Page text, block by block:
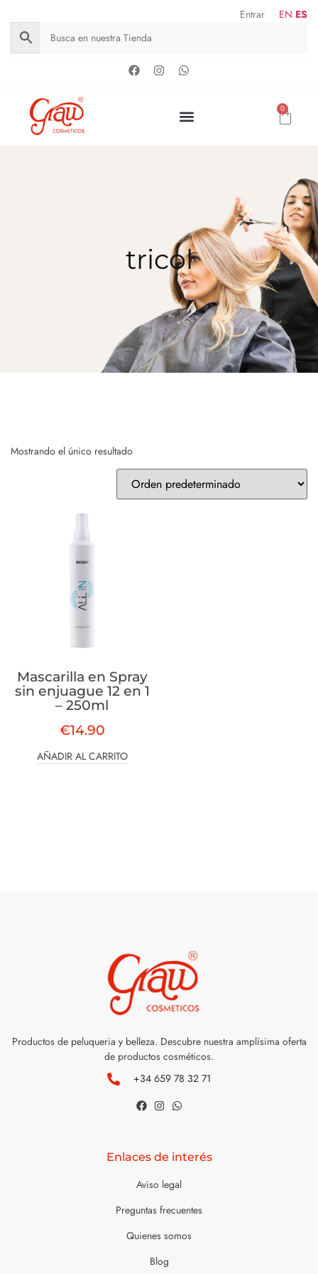
Entrar EN ES
0
tricol
Mostrando el único resultado
Mascarilla en Spray
sin enjuague 12 en 1
– 250ml
€14.90
AÑADIR AL CARRITO
Productos de peluqueria y belleza. Descubre nuestra amplísima oferta
de productos cosméticos.
+34 659 78 32 71
Enlaces de interés
Aviso legal
Preguntas frecuentes
Quienes somos
Blog